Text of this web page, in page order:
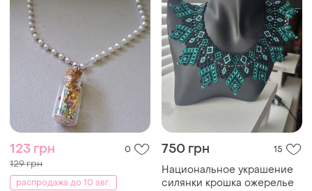
123 грн 0
129 грн
распродажа до 10 авг.
750 грн 15
Национальное украшение
силянки крошка ожерелье